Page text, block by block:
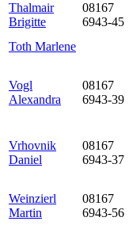
Thalmair
Brigitte
08167
6943-45
Toth Marlene
Vogl
Alexandra
08167
6943-39
Vrhovnik
Daniel
08167
6943-37
Weinzierl
Martin
08167
6943-56